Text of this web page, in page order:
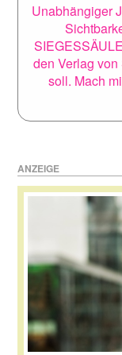
Unabhängiger
den Verlag
soll. Mach
ANZEIGE